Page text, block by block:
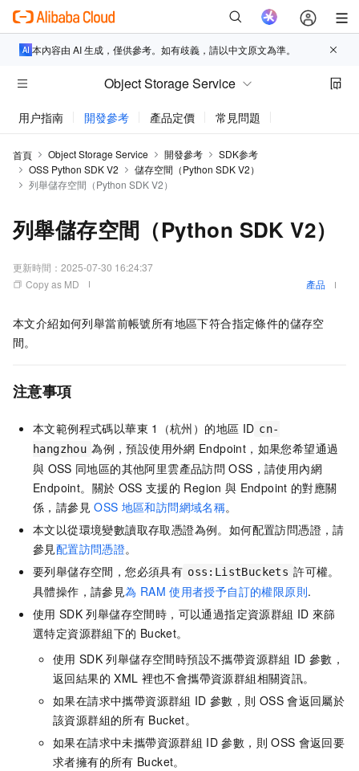
本內容由 AI 生成，僅供參考。如有歧義，請以中文原文為準。
Object Storage Service
用户指南 開發參考 產品定價 常見問題
首頁 Object Storage Service 開發參考
SDK参考
OSS Python SDK V2
儲存空間（Python SDK V2）
列舉儲存空間（Python SDK V2）
列舉儲存空間（Python SDK V2）
更新時間： 2025-07-30 16:24:37
Copy as MD
產品
本文介紹如何列舉當前帳號所有地區下符合指定條件的儲存空
間。
注意事項
本文範例程式碼以華東 1（杭州）的地區 ID cn-
hangzhou 為例，預設使用外網 Endpoint，如果您希望通過
與 OSS 同地區的其他阿里雲產品訪問 OSS，請使用內網
Endpoint。關於 OSS 支援的 Region 與 Endpoint 的對應關
係，請參見 OSS 地區和訪問網域名稱。
本文以從環境變數讀取存取憑證為例。如何配置訪問憑證，請
參見配置訪問憑證。
要列舉儲存空間，您必須具有 oss:ListBuckets 許可權。
具體操作，請參見為 RAM 使用者授予自訂的權限原則.
使用 SDK 列舉儲存空間時，可以通過指定資源群組 ID 來篩
選特定資源群組下的 Bucket。
使用 SDK 列舉儲存空間時預設不攜帶資源群組 ID 參數，
返回結果的 XML 裡也不會攜帶資源群組相關資訊。
如果在請求中攜帶資源群組 ID 參數，則 OSS 會返回屬於
該資源群組的所有 Bucket。
如果在請求中未攜帶資源群組 ID 參數，則 OSS 會返回要
求者擁有的所有 Bucket。